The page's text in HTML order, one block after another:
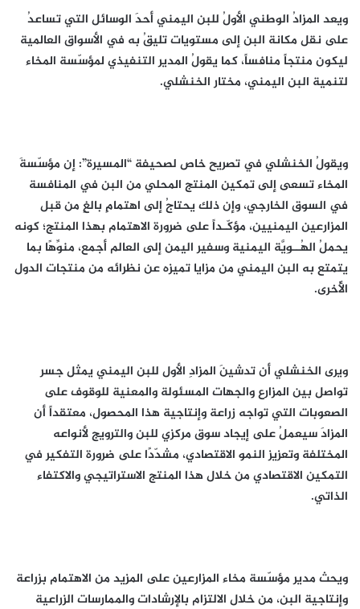
ويعد المزادُ الوطني الأولُ للبن اليمني أحدَ الوسائل التي تساعدُ
على نقل مكانة البن إلى مستويات تليقُ به في الأسواق العالمية
ليكون منتجاً منافساً، كما يقولُ المدير التنفيذي لمؤسّسة المخاء
لتنمية البن اليمني، مختار الخنشلي.
ويقولُ الخنشلي في تصريح خاص لصحيفة “المسيرة”: إن مؤسّسةَ
المخاء تسعى إلى تمكين المنتج المحلي من البن في المنافسة
في السوق الخارجي، وإن ذلك يحتاجُ إلى اهتمامٍ بالغٍ من قبل
المزارعين اليمنيين، مؤكّـداً على ضرورة الاهتمام بهذا المنتج؛ كونه
يحملُ الهُــوِيَّة اليمنية وسفير اليمن إلى العالم أجمع، منوِّهًا بما
يتمتع به البن اليمني من مزايا تميزه عن نظرائه من منتجات الدول
الأُخرى.
ويرى الخنشلي أن تدشينَ المزادِ الأول للبن اليمني يمثل جسر
تواصل بين المزارع والجهات المسئولة والمعنية للوقوف على
الصعوبات التي تواجه زراعة وإنتاجية هذا المحصول، معتقداً أن
المزادَ سيعملُ على إيجاد سوق مركزي للبن والترويج لأنواعه
المختلفة وتعزيز النمو الاقتصادي، مشدّدًا على ضرورة التفكير في
التمكين الاقتصادي من خلال هذا المنتج الاستراتيجي والاكتفاء
الذاتي.
ويحث مدير مؤسّسة مخاء المزارعين على المزيد من الاهتمام بزراعة
وإنتاجية البن، من خلال الالتزام بالإرشادات والممارسات الزراعية